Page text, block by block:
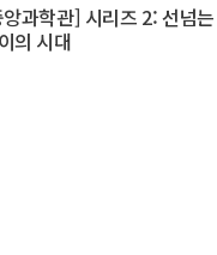
과학관] 시리즈 2: 선넘
의 시대